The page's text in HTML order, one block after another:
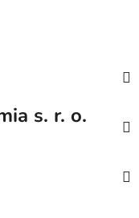
s. r. o.